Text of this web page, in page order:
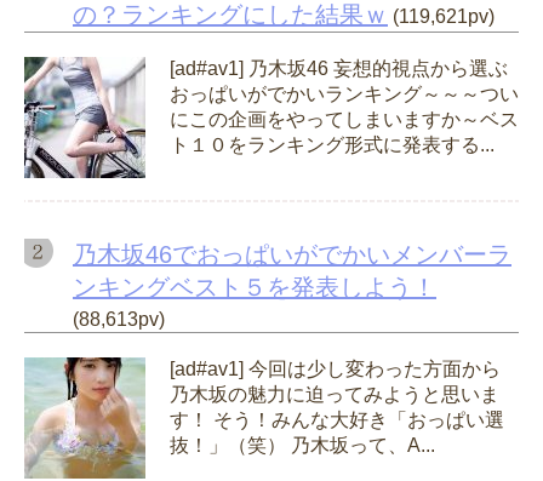
の？ランキングにした結果ｗ (119,621pv)
[ad#av1] 乃木坂46 妄想的視点から選ぶ
おっぱいがでかいランキング～～～つい
にこの企画をやってしまいますか～ベス
ト１０をランキング形式に発表する...
乃木坂46でおっぱいがでかいメンバーラ
ンキングベスト５を発表しよう！
(88,613pv)
[ad#av1] 今回は少し変わった方面から
乃木坂の魅力に迫ってみようと思いま
す！ そう！みんな大好き「おっぱい選
抜！」（笑） 乃木坂って、A...